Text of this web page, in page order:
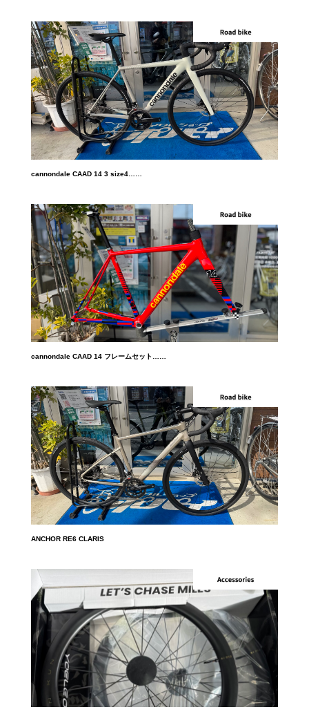
cannondale CAAD 14 3 size4……
cannondale CAAD 14 フレームセット……
ANCHOR RE6 CLARIS